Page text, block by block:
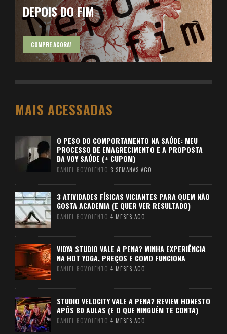
DEPOIS DO FIM
COMPRE AGORA!
MAIS ACESSADAS
O PESO DO COMPORTAMENTO NA SAÚDE: MEU
PROCESSO DE EMAGRECIMENTO E A PROPOSTA
DA VOY SAÚDE (+ CUPOM)
DANIEL BOVOLENTO 3 SEMANAS AGO
3 ATIVIDADES FÍSICAS VICIANTES PARA QUEM NÃO
GOSTA ACADEMIA (E QUER VER RESULTADO)
DANIEL BOVOLENTO 4 MESES AGO
VIDYA STUDIO VALE A PENA? MINHA EXPERIÊNCIA
NA HOT YOGA, PREÇOS E COMO FUNCIONA
DANIEL BOVOLENTO 4 MESES AGO
STUDIO VELOCITY VALE A PENA? REVIEW HONESTO
APÓS 80 AULAS (E O QUE NINGUÉM TE CONTA)
DANIEL BOVOLENTO 4 MESES AGO